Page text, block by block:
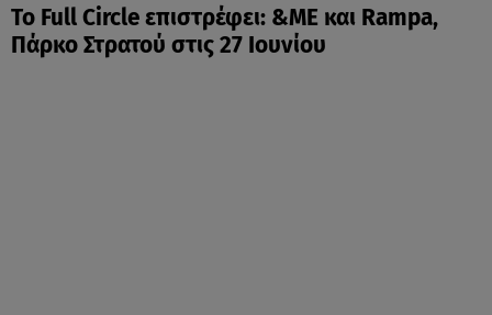
Το Full Circle επιστρέφει: &ME και Rampa,
Πάρκο Στρατού στις 27 Ιουνίου